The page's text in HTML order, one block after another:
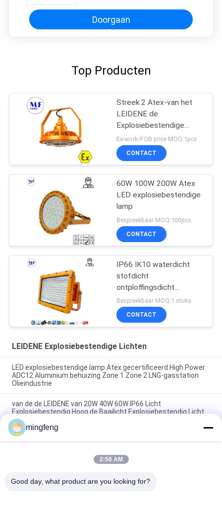
Doorgaan
Top Producten
Streek 2 Atex-van het
LEIDENE de
Explosiebestendige
Lichte Verlichting
Benzinestation
Industriële Platform
Ex-work/FOB price MOQ:1pcs
CONTACT
60W 100W 200W Atex
LED explosiebestendige
lamp
Bespreekbaar MOQ:100pcs
CONTACT
IP66 IK10 waterdicht
stofdicht
ontploffingsdicht
overstromingslicht voor
papierfabrieken voor
zware industrie
Bespreekbaar MOQ:1 stuks
CONTACT
LEIDENE Explosiebestendige Lichten
LED explosiebestendige lamp Atex gecertificeerd High Power
ADC12 Aluminium behuizing Zone 1 Zone 2 LNG-gasstation
Olieindustrie
van de de LEIDENE van 20W 40W 60W IP66 Licht
Explosiebestendig Hoog de Baailicht Explosiebestendig Licht
Goedkeurings Explosiebestendig Noodsituatie van Atex
LED Explosion Proof Light Atex gecertificeerd High Bay Area
populaire categorieën
mingfeng
2:50 AM
Good day, what product are you looking for?